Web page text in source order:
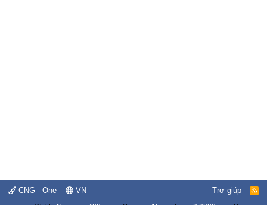
CNG - One VN Trợ giúp
R